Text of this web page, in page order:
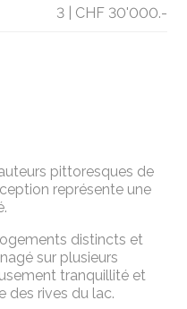
pittoresques de
représente une
distincts et
sur plusieurs
tranquillité et
des rives du lac.
3 | CHF 30'000.-